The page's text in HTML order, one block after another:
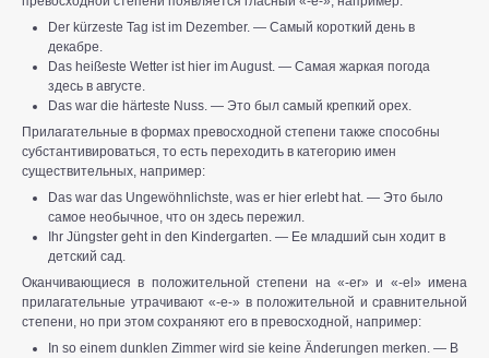
Der kürzeste Tag ist im Dezember. — Самый короткий день в
декабре.
Das heißeste Wetter ist hier im August. — Самая жаркая погода
здесь в августе.
Das war die härteste Nuss. — Это был самый крепкий орех.
Прилагательные в формах превосходной степени также способны
субстантивироваться, то есть переходить в категорию имен
существительных, например:
Das war das Ungewöhnlichste, was er hier erlebt hat. — Это было
самое необычное, что он здесь пережил.
Ihr Jüngster geht in den Kindergarten. — Ее младший сын ходит в
детский сад.
Оканчивающиеся в положительной степени на «-er» и «-el» имена
прилагательные утрачивают «-е-» в положительной и сравнительной
степени, но при этом сохраняют его в превосходной, например:
In so einem dunklen Zimmer wird sie keine Änderungen merken. — В